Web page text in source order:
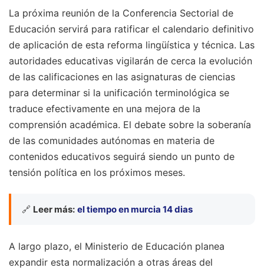
La próxima reunión de la Conferencia Sectorial de
Educación servirá para ratificar el calendario definitivo
de aplicación de esta reforma lingüística y técnica. Las
autoridades educativas vigilarán de cerca la evolución
de las calificaciones en las asignaturas de ciencias
para determinar si la unificación terminológica se
traduce efectivamente en una mejora de la
comprensión académica. El debate sobre la soberanía
de las comunidades autónomas en materia de
contenidos educativos seguirá siendo un punto de
tensión política en los próximos meses.
🔗 Leer más: el tiempo en murcia 14 dias
A largo plazo, el Ministerio de Educación planea
expandir esta normalización a otras áreas del